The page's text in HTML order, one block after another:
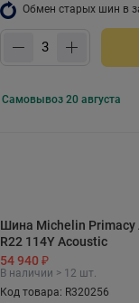
Обмен старых шин в
Самовывоз 20 августа
Шина Michelin Primacy
R22 114Y Acoustic
54 940 ₽
В наличии > 12 шт.
Код товара: R320256